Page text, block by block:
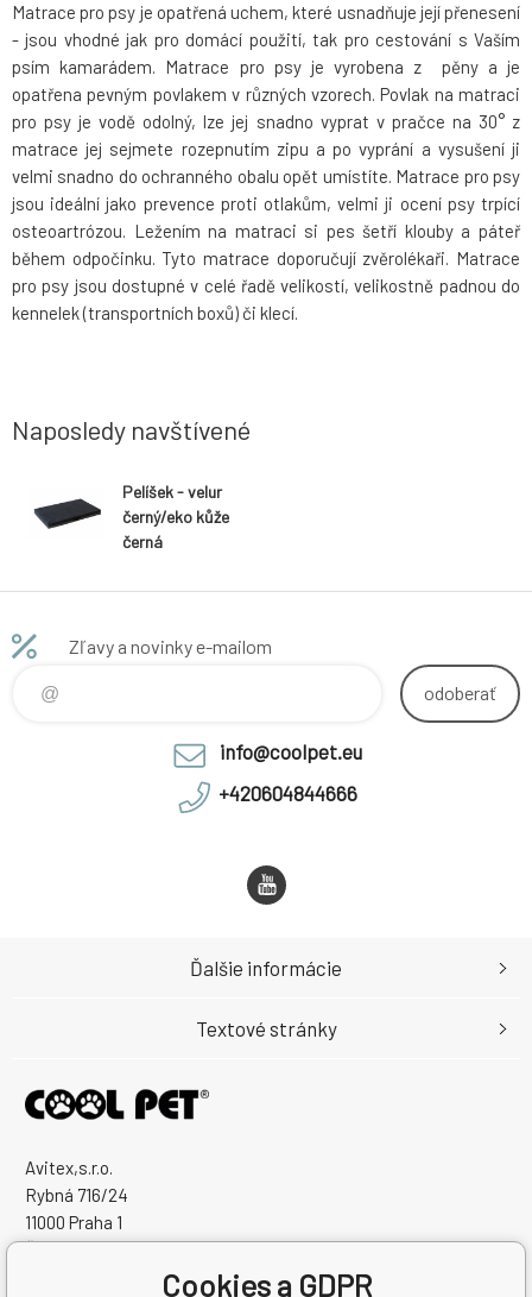
Matrace pro psy je opatřená uchem, které usnadňuje její přenesení
- jsou vhodné jak pro domácí použití, tak pro cestování s Vaším
psím kamarádem. Matrace pro psy je vyrobena z pěny a je
opatřena pevným povlakem v různých vzorech. Povlak na matraci
pro psy je vodě odolný, lze jej snadno vyprat v pračce na 30° z
matrace jej sejmete rozepnutím zipu a po vyprání a vysušení ji
velmi snadno do ochranného obalu opět umístíte. Matrace pro psy
jsou ideální jako prevence proti otlakům, velmi ji ocení psy trpící
osteoartrózou. Ležením na matraci si pes šetří klouby a páteř
během odpočinku. Tyto matrace doporučují zvěrolékaři. Matrace
pro psy jsou dostupné v celé řadě velikostí, velikostně padnou do
kennelek (transportních boxů) či klecí.
Naposledy navštívené
Pelíšek - velur
černý/eko kůže
černá
Zľavy a novinky e-mailom
odoberať
info@coolpet.eu
+420604844666
Avitex,s.r.o.
Rybná 716/24
11000 Praha 1
Česká Republika
Ďalšie informácie
Textové stránky
Cookies a GDPR